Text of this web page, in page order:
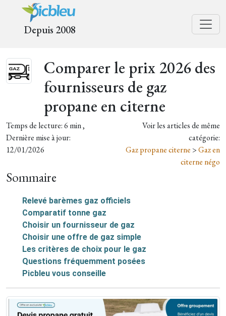
Depuis 2008
Comparer le prix 2026 des
fournisseurs de gaz
propane en citerne
Temps de lecture: 6 min ,
Dernière mise à jour:
12/01/2026
Voir les articles de même
catégorie:
Gaz propane citerne >Gaz en
citerne négo
Sommaire
Relevé barèmes gaz officiels
Comparatif tonne gaz
Choisir un fournisseur de gaz
Choisir une offre de gaz simple
Les critères de choix pour le gaz
Questions fréquemment posées
Picbleu vous conseille